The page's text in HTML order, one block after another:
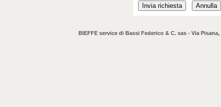
BIEFFE service di Bassi Federico & C. sas - Via